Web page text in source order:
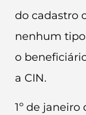
do cadastro
nenhum
o
a CIN.
1º de